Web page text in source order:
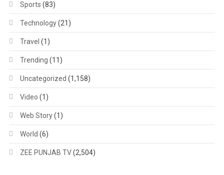
Sports (83)
Technology(21)
Travel (1)
Trending (11)
Uncategorized (1,158)
Video (1)
Web Story(1)
World (6)
ZEE PUNJAB TV(2,504)